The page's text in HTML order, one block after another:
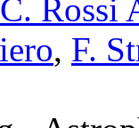
C. Rossi
, F.